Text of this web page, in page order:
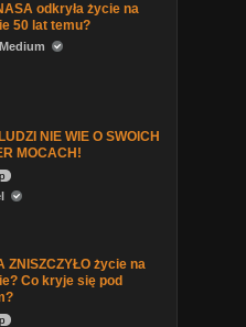
odkryła życie na
50 lat temu?
NIE WIE O SWOICH
MOCACH!
ZNISZCZYŁO życie na
Co kryje się pod